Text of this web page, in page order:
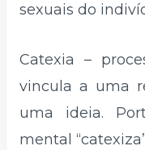
sexuais do
Catexia –
vincula a uma
uma ideia.
mental